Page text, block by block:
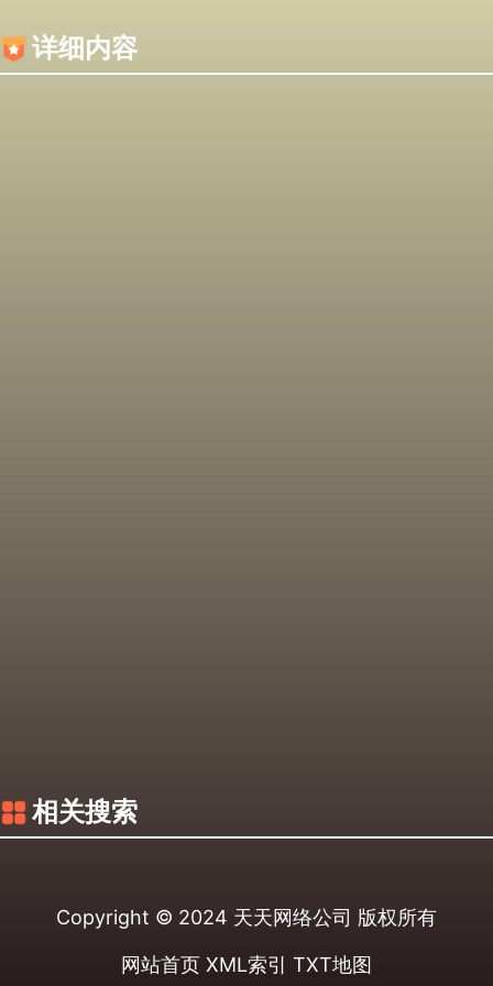
详细内容
相关搜索
Copyright © 2024 天天网络公司 版权所有
网站首页 XML索引 TXT地图